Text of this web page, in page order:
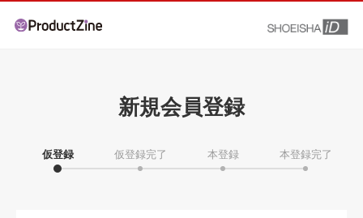
新規会員登録
仮登録 仮登録完了 本登録 本登録完了